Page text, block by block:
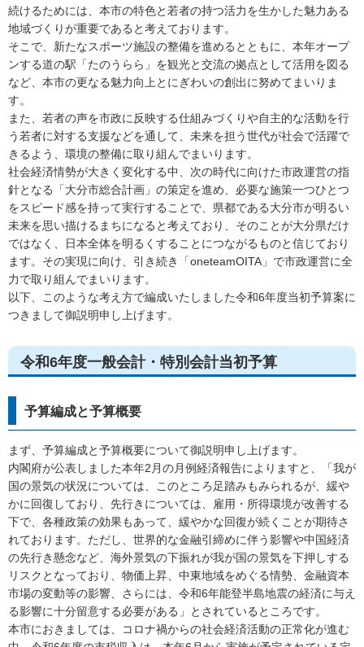
続けるためには、本市の特色と若者の持つ活力を生かした魅力ある
地域づくりが重要であると考えております。
そこで、新たなスポーツ施設の整備を進めるとともに、本年オープ
ンする道の駅「たのうらら」を観光と交流の拠点として活用を図る
など、本市の更なる魅力向上とにぎわいの創出に努めてまいりま
す。
また、若者の声を市政に反映する仕組みづくりや自主的な活動を行
う若者に対する支援などを通して、未来を担う世代が社会で活躍で
きるよう、環境の整備に取り組んでまいります。
社会経済情勢が大きく変化する中、次の時代に向けた市政運営の指
針となる「大分市総合計画」の策定を進め、必要な施策一つひとつ
をスピード感を持って実行することで、県都である大分市が明るい
未来を思い描けるまちになると考えており、そのことが大分県だけ
ではなく、日本全体を明るくすることにつながるものと信じており
ます。その実現に向け、引き続き「oneteamOITA」で市政運営に全
力で取り組んでまいります。
以下、このような考え方で編成いたしました令和6年度当初予算案に
つきまして御説明申し上げます。
令和6年度一般会計・特別会計当初予算
予算編成と予算概要
まず、予算編成と予算概要について御説明申し上げます。
内閣府が公表しました本年2月の月例経済報告によりますと、「我が
国の景気の状況については、このところ足踏みもみられるが、緩や
かに回復しており、先行きについては、雇用・所得環境が改善する
下で、各種政策の効果もあって、緩やかな回復が続くことが期待さ
れております。ただし、世界的な金融引締めに伴う影響や中国経済
の先行き懸念など、海外景気の下振れが我が国の景気を下押しする
リスクとなっており、物価上昇、中東地域をめぐる情勢、金融資本
市場の変動等の影響、さらには、令和6年能登半島地震の経済に与え
る影響に十分留意する必要がある」とされているところです。
本市におきましては、コロナ禍からの社会経済活動の正常化が進む